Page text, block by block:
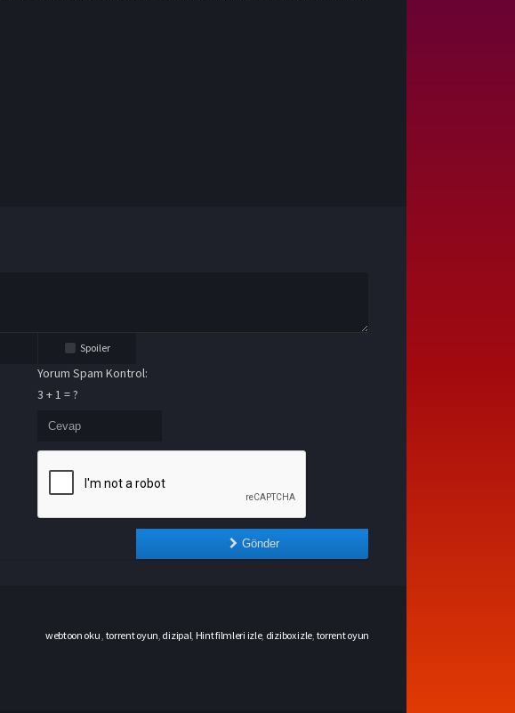
Spoiler
Yorum Spam Kontrol:
3 + 1 = ?
Gönder
webtoon oku torrent oyun dizipal Hint filmleri izle, dizibox izle torrent oyun